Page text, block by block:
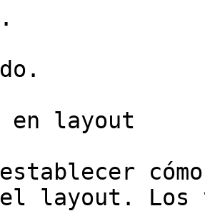
en layout
layout. Los